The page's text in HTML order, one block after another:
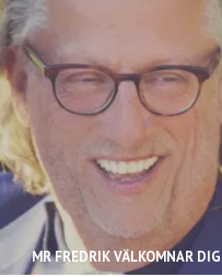
MR FREDRIK VÄLKOMNAR